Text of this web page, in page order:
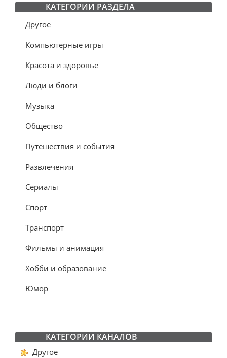
КАТЕГОРИИ РАЗДЕЛА
Другое
Компьютерные игры
Красота и здоровье
Люди и блоги
Музыка
Общество
Путешествия и события
Развлечения
Сериалы
Спорт
Транспорт
Фильмы и анимация
Хобби и образование
Юмор
КАТЕГОРИИ КАНАЛОВ
Другое